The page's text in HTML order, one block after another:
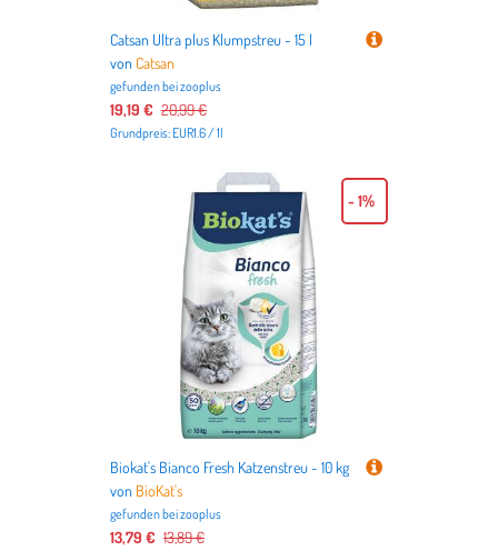
Catsan Ultra plus Klumpstreu - 15 l
von Catsan
gefunden beizooplus
19,19 € 20,99 €
Grundpreis: EUR1.6 / 1l
Biokat's Bianco Fresh Katzenstreu - 10 kg
von BioKat's
gefunden beizooplus
13,79 € 13,89 €
- 1%